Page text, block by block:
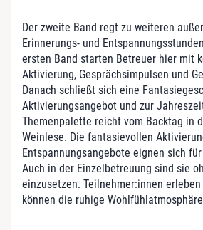
M
e
n
g
e
Der zweite Band regt zu weiteren
Erinnerungs- und
ersten Band starten Betreuer hier mit
Aktivierung, Gesprächsimpulsen und
Danach schließt sich eine
Aktivierungsangebot und zur
Themenpalette reicht vom Backtag in
Weinlese. Die fantasievollen
Entspannungsangebote eignen sich
Auch in der Einzelbetreuung sind sie
einzusetzen. Teilnehmer:innen
können die ruhige